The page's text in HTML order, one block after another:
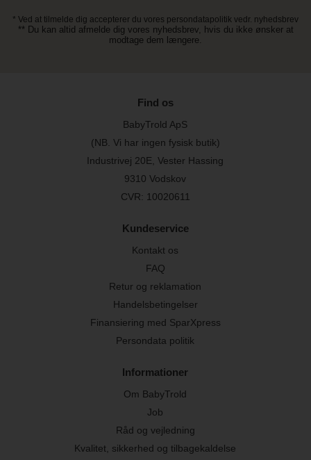
* Ved at tilmelde dig accepterer du vores persondatapolitik vedr. nyhedsbrev
** Du kan altid afmelde dig vores nyhedsbrev, hvis du ikke ønsker at
modtage dem længere.
Find os
BabyTrold ApS
(NB. Vi har ingen fysisk butik)
Industrivej 20E, Vester Hassing
9310 Vodskov
CVR: 10020611
Kundeservice
Kontakt os
FAQ
Retur og reklamation
Handelsbetingelser
Finansiering med SparXpress
Persondata politik
Informationer
Om BabyTrold
Job
Råd og vejledning
Kvalitet, sikkerhed og tilbagekaldelse